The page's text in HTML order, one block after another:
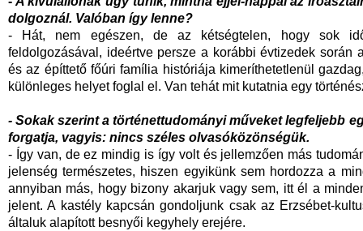
dolgoznál. Valóban így lenne?
- Hát, nem egészen, de az kétségtelen, hogy sok
feldolgozásával, ideértve persze a korábbi évtizedek során
és az építtető főúri família históriája kimeríthetetlenül
különleges helyet foglal el. Van tehát mit kutatnia egy
- Sokak szerint a történettudományi műveket legfeljebb
forgatja, vagyis: nincs széles olvasóközönségük.
- Így van, de ez mindig is így volt és jellemzően más
jelenség természetes, hiszen egyikünk sem hordozza a
annyiban más, hogy bizony akarjuk vagy sem, itt él a
jelent. A kastély kapcsán gondoljunk csak az Erzsébet-
általuk alapított besnyői kegyhely erejére.